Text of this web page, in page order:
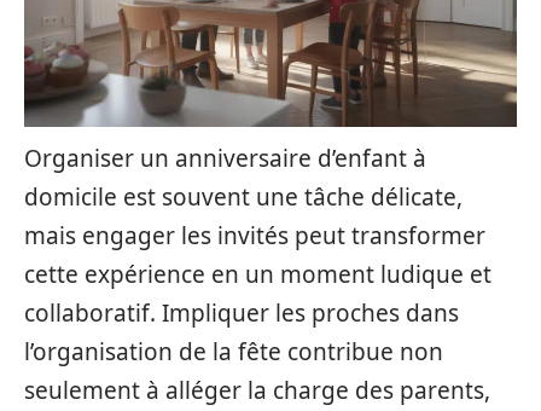
Organiser un anniversaire d’enfant à
domicile est souvent une tâche délicate,
mais engager les invités peut transformer
cette expérience en un moment ludique et
collaboratif. Impliquer les proches dans
l’organisation de la fête contribue non
seulement à alléger la charge des parents,